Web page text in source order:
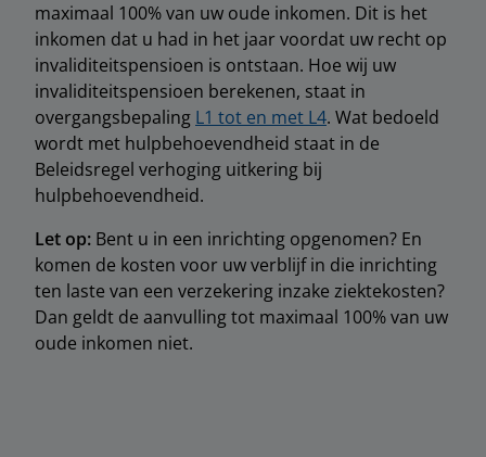
maximaal 100% van uw oude inkomen. Dit is het
inkomen dat u had in het jaar voordat uw recht op
invaliditeitspensioen is ontstaan. Hoe wij uw
invaliditeitspensioen berekenen, staat in
overgangsbepaling L1 tot en met L4. Wat bedoeld
wordt met hulpbehoevendheid staat in de
Beleidsregel verhoging uitkering bij
hulpbehoevendheid.
Let op: Bent u in een inrichting opgenomen? En
komen de kosten voor uw verblijf in die inrichting
ten laste van een verzekering inzake ziektekosten?
Dan geldt de aanvulling tot maximaal 100% van uw
oude inkomen niet.